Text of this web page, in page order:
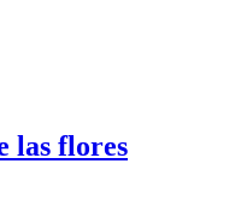
las flores